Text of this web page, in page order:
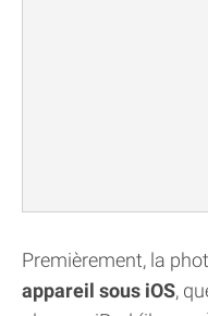
Premièrement, la
appareil sous iOS,